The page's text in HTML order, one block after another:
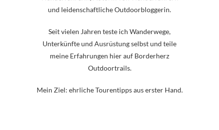
und leidenschaftliche Outdoorbloggerin.
Seit vielen Jahren teste ich Wanderwege,
Unterkünfte und Ausrüstung selbst und teile
meine Erfahrungen hier auf Borderherz
Outdoortrails.
Mein Ziel: ehrliche Tourentipps aus erster Hand.